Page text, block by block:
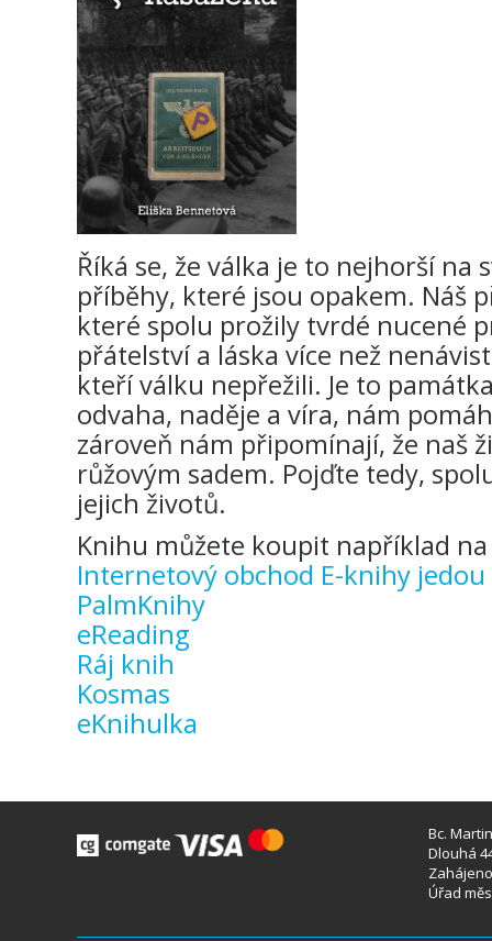
Říká se, že válka je to nejhorší na
příběhy, které jsou opakem. Náš
které spolu prožily tvrdé nucené
přátelství a láska více než
kteří válku nepřežili. Je to
odvaha, naděje a víra, nám
zároveň nám připomínají, že naš
růžovým sadem. Pojďte tedy,
jejich životů.
Knihu můžete koupit například
Internetový obchod E-knihy jedou
PalmKnihy
eReading
Ráj knih
Kosmas
eKnihulka
Bc.
Dlouhá
Úřad